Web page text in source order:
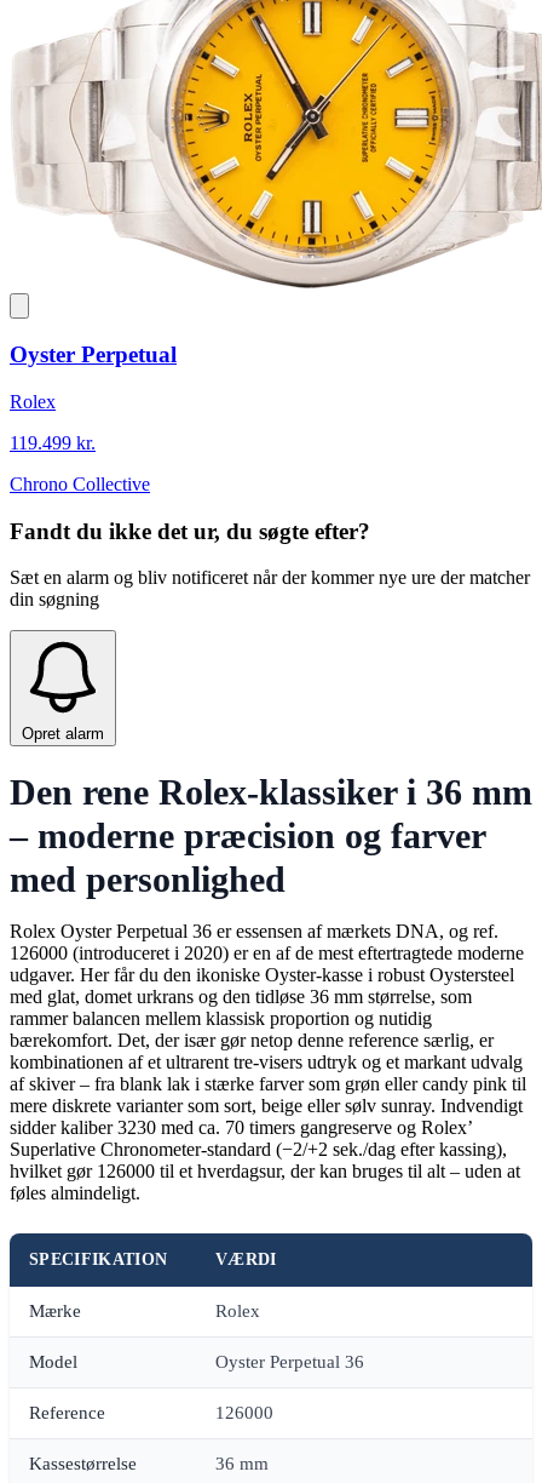
Oyster Perpetual
Rolex
119.499 kr.
Chrono Collective
Fandt du ikke det ur, du søgte efter?
Sæt en alarm og bliv notificeret når der kommer nye ure der matcher
din søgning
Opret alarm
Den rene Rolex-klassiker i 36 mm
– moderne præcision og farver
med personlighed
Rolex Oyster Perpetual 36 er essensen af mærkets DNA, og ref.
126000 (introduceret i 2020) er en af de mest eftertragtede moderne
udgaver. Her får du den ikoniske Oyster-kasse i robust Oystersteel
med glat, domet urkrans og den tidløse 36 mm størrelse, som
rammer balancen mellem klassisk proportion og nutidig
bærekomfort. Det, der især gør netop denne reference særlig, er
kombinationen af et ultrarent tre-visers udtryk og et markant udvalg
af skiver – fra blank lak i stærke farver som grøn eller candy pink til
mere diskrete varianter som sort, beige eller sølv sunray. Indvendigt
sidder kaliber 3230 med ca. 70 timers gangreserve og Rolex’
Superlative Chronometer-standard (−2/+2 sek./dag efter kassing),
hvilket gør 126000 til et hverdagsur, der kan bruges til alt – uden at
føles almindeligt.
SPECIFIKATION VÆRDI
Mærke Rolex
Model Oyster Perpetual 36
Reference 126000
Kassestørrelse 36 mm